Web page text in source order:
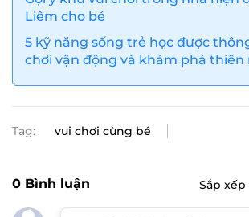
Liêm cho bé
5 kỹ năng sống trẻ học được
chơi vận động và khám phá thiên
Tag: vui chơi cùng bé
0 Bình luận Sắp